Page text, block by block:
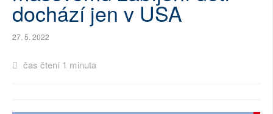
TÉMATA
NEJČTENĚJŠÍ ZA 7 DNÍ
AUTOŘI
dochází jen v USA
27. 5. 2022
čas čtení 1 minuta